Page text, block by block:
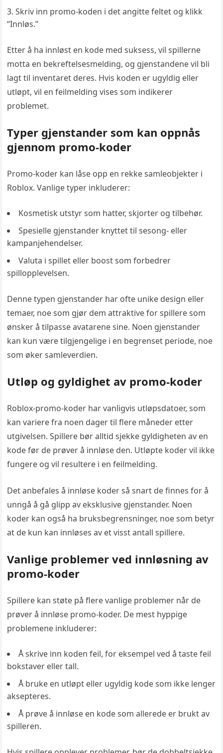
Skriv inn promo-koden i det angitte feltet og klikk
“Innløs.”
Etter å ha innløst en kode med suksess, vil spillerne
motta en bekreftelsesmelding, og gjenstandene vil bli
lagt til inventaret deres. Hvis koden er ugyldig eller
utløpt, vil en feilmelding vises som indikerer
problemet.
Typer gjenstander som kan oppnås
gjennom promo-koder
Promo-koder kan låse opp en rekke samleobjekter i
Roblox. Vanlige typer inkluderer:
Kosmetisk utstyr som hatter, skjorter og tilbehør.
Spesielle gjenstander knyttet til sesong- eller
kampanjehendelser.
Valuta i spillet eller boost som forbedrer
spillopplevelsen.
Denne typen gjenstander har ofte unike design eller
temaer, noe som gjør dem attraktive for spillere som
ønsker å tilpasse avatarene sine. Noen gjenstander
kan kun være tilgjengelige i en begrenset periode, noe
som øker samleverdien.
Utløp og gyldighet av promo-koder
Roblox-promo-koder har vanligvis utløpsdatoer, som
kan variere fra noen dager til flere måneder etter
utgivelsen. Spillere bør alltid sjekke gyldigheten av en
kode før de prøver å innløse den. Utløpte koder vil ikke
fungere og vil resultere i en feilmelding.
Det anbefales å innløse koder så snart de finnes for å
unngå å gå glipp av eksklusive gjenstander. Noen
koder kan også ha bruksbegrensninger, noe som betyr
at de kun kan innløses av et visst antall spillere.
Vanlige problemer ved innløsning av
promo-koder
Spillere kan støte på flere vanlige problemer når de
prøver å innløse promo-koder. De mest hyppige
problemene inkluderer:
Å skrive inn koden feil, for eksempel ved å taste feil
bokstaver eller tall.
Å bruke en utløpt eller ugyldig kode som ikke lenger
aksepteres.
Å prøve å innløse en kode som allerede er brukt av
spilleren.